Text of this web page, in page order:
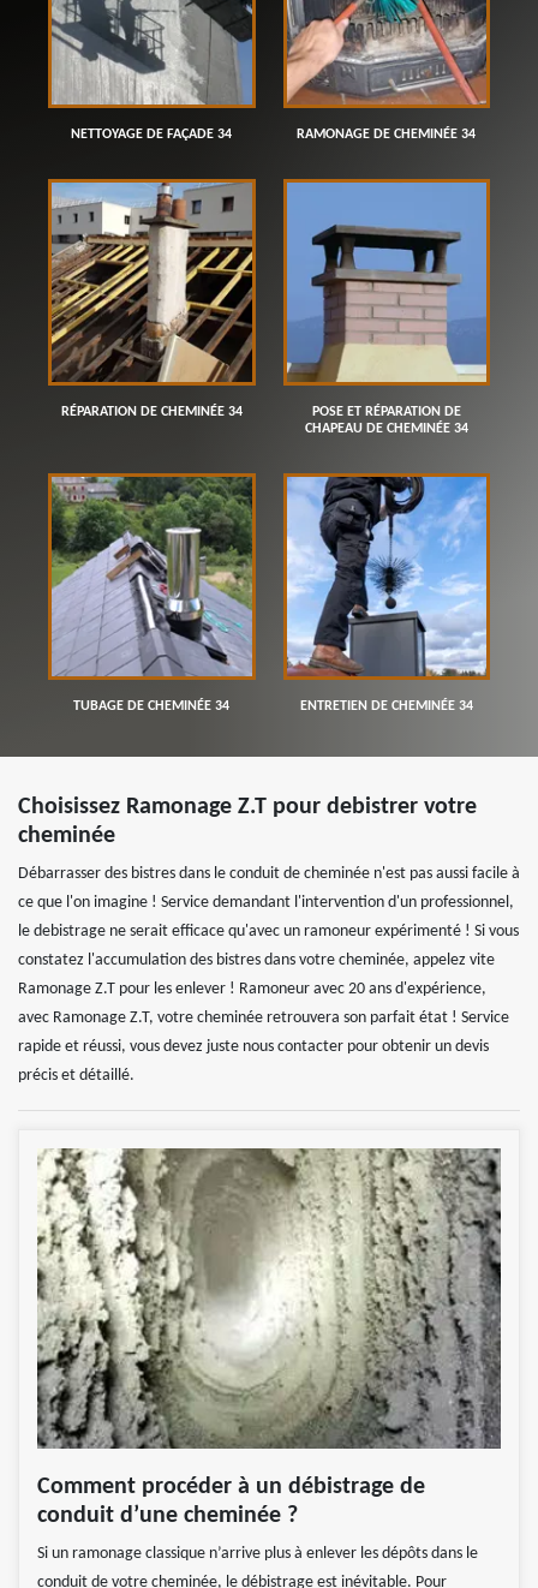
NETTOYAGE DE FAÇADE 34 RAMONAGE DE CHEMINÉE 34
RÉPARATION DE CHEMINÉE 34
POSE ET RÉPARATION DE
CHAPEAU DE CHEMINÉE 34
TUBAGE DE CHEMINÉE 34 ENTRETIEN DE CHEMINÉE 34
Choisissez Ramonage Z.T pour debistrer votre
cheminée
Débarrasser des bistres dans le conduit de cheminée n'est pas aussi facile à
ce que l'on imagine ! Service demandant l'intervention d'un professionnel,
le debistrage ne serait efficace qu'avec un ramoneur expérimenté ! Si vous
constatez l'accumulation des bistres dans votre cheminée, appelez vite
Ramonage Z.T pour les enlever ! Ramoneur avec 20 ans d'expérience,
avec Ramonage Z.T, votre cheminée retrouvera son parfait état ! Service
rapide et réussi, vous devez juste nous contacter pour obtenir un devis
précis et détaillé.
Comment procéder à un débistrage de
conduit d’une cheminée ?
Si un ramonage classique n’arrive plus à enlever les dépôts dans le
conduit de votre cheminée, le débistrage est inévitable. Pour